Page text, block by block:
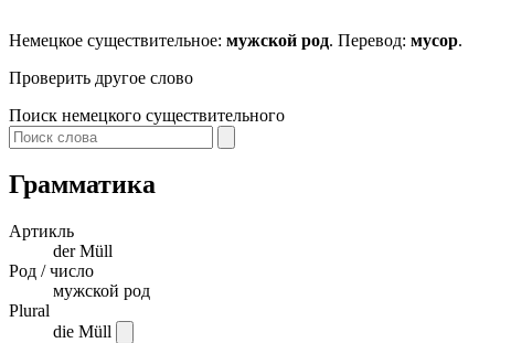
Немецкое существительное: мужской род. Перевод: мусор.
Проверить другое слово
Поиск немецкого существительного
Грамматика
Артикль
derMüll
Род / число
мужской род
Plural
die Müll